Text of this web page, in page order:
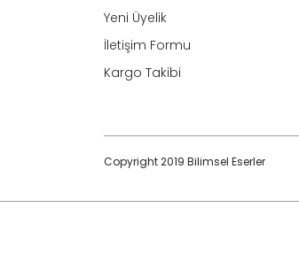
Yeni Üyelik
İletişim Formu
Kargo Takibi
Copyright 2019 Bilimsel Eserler